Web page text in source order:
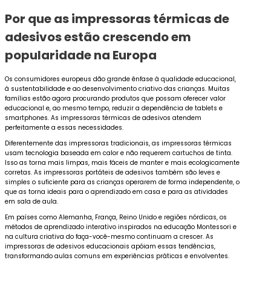
Por que as impressoras térmicas de
adesivos estão crescendo em
popularidade na Europa
Os consumidores europeus dão grande ênfase à qualidade educacional,
à sustentabilidade e ao desenvolvimento criativo das crianças. Muitas
famílias estão agora procurando produtos que possam oferecer valor
educacional e, ao mesmo tempo, reduzir a dependência de tablets e
smartphones. As impressoras térmicas de adesivos atendem
perfeitamente a essas necessidades.
Diferentemente das impressoras tradicionais, as impressoras térmicas
usam tecnologia baseada em calor e não requerem cartuchos de tinta.
Isso as torna mais limpas, mais fáceis de manter e mais ecologicamente
corretas. As impressoras portáteis de adesivos também são leves e
simples o suficiente para as crianças operarem de forma independente, o
que as torna ideais para o aprendizado em casa e para as atividades
em sala de aula.
Em países como Alemanha, França, Reino Unido e regiões nórdicas, os
métodos de aprendizado interativo inspirados na educação Montessori e
na cultura criativa do faça-você-mesmo continuam a crescer. As
impressoras de adesivos educacionais apóiam essas tendências,
transformando aulas comuns em experiências práticas e envolventes.